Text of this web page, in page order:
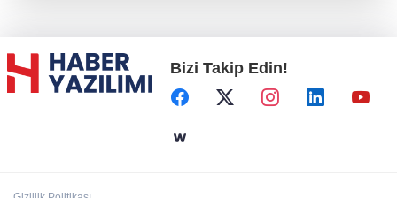
Başkent'in göletlerinde temizlik ve bakım
sürüyor
Bizi Takip Edin!